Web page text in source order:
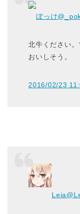
ぽっけ
北牛ください。
おいしそう。
2016/02/23
Leia